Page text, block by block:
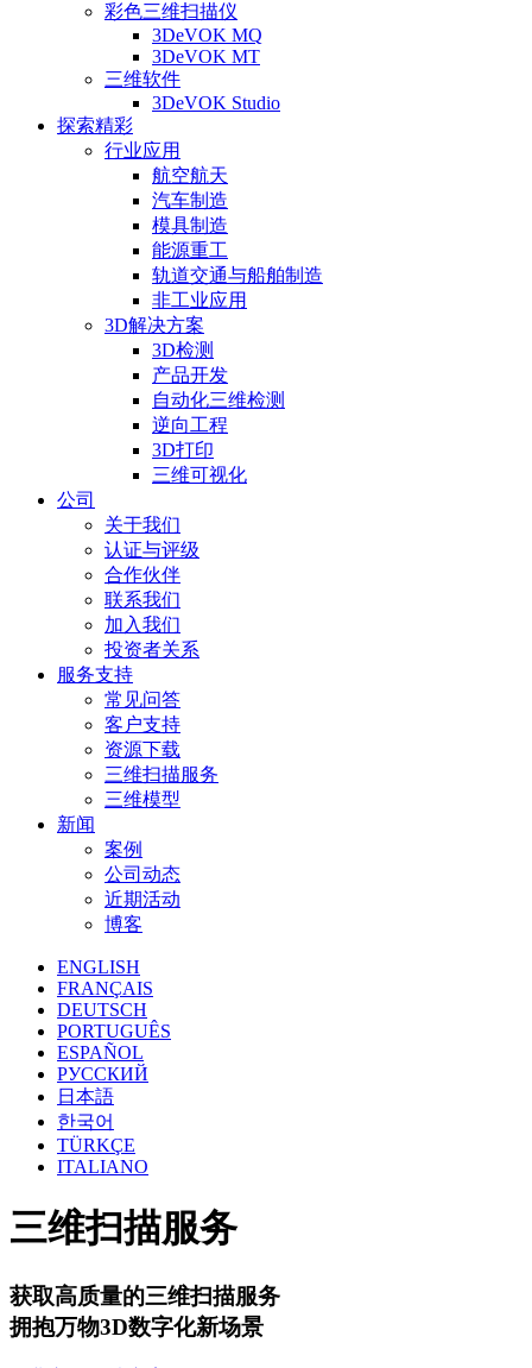
彩色三维扫描仪
3DeVOK MQ
3DeVOK MT
三维软件
3DeVOK Studio
探索精彩
行业应用
航空航天
汽车制造
模具制造
能源重工
轨道交通与船舶制造
非工业应用
3D解决方案
3D检测
产品开发
自动化三维检测
逆向工程
3D打印
三维可视化
公司
关于我们
认证与评级
合作伙伴
联系我们
加入我们
投资者关系
服务支持
常见问答
客户支持
资源下载
三维扫描服务
三维模型
新闻
案例
公司动态
近期活动
博客
ENGLISH
FRANÇAIS
DEUTSCH
PORTUGUÊS
ESPAÑOL
РУССКИЙ
日本語
한국어
TÜRKÇE
ITALIANO
三维扫描服务
获取高质量的三维扫描服务
拥抱万物3D数字化新场景